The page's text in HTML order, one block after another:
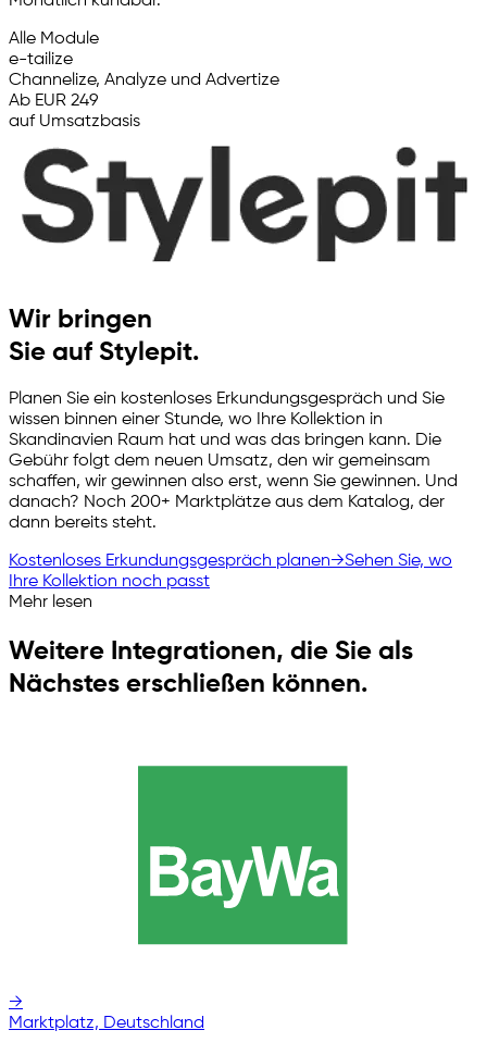
Alle Module
e-tailize
Channelize, Analyze und Advertize
Ab EUR 249
auf Umsatzbasis
Wir bringen
Sie auf Stylepit.
Planen Sie ein kostenloses Erkundungsgespräch und Sie
wissen binnen einer Stunde, wo Ihre Kollektion in
Skandinavien Raum hat und was das bringen kann. Die
Gebühr folgt dem neuen Umsatz, den wir gemeinsam
schaffen, wir gewinnen also erst, wenn Sie gewinnen. Und
danach? Noch 200+ Marktplätze aus dem Katalog, der
dann bereits steht.
Kostenloses Erkundungsgespräch planen→Sehen Sie, wo
Ihre Kollektion noch passt
Mehr lesen
Weitere Integrationen, die Sie als
Nächstes erschließen können.
→
Marktplatz, Deutschland